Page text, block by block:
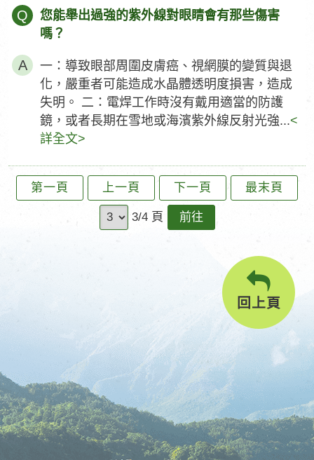
Q
您能舉出過強的紫外線對眼睛會有那些傷害
嗎？
一：導致眼部周圍皮膚癌、視網膜的變質與退
化，嚴重者可能造成水晶體透明度損害，造成
失明。 二：電焊工作時沒有戴用適當的防護
鏡，或者長期在雪地或海濱紫外線反射光強...<
詳全文>
第一頁 上一頁 下一頁 最末頁
3/4 頁
往
回上頁